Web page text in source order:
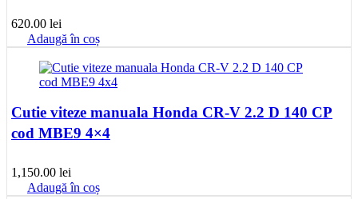
620.00 lei
Adaugă în coș
Cutie viteze manuala Honda CR-V 2.2 D 140 CP
cod MBE9 4×4
1,150.00 lei
Adaugă în coș